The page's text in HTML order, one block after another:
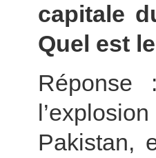
capitale
Quel est
Réponse
Pakistan,